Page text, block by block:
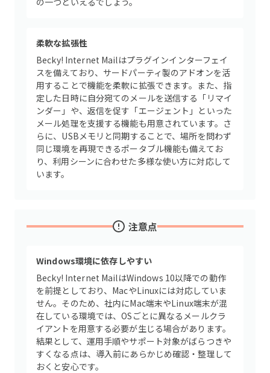
柔軟な拡張性
Becky! Internet Mailはプラグインインターフェイ
スを備えており、サードパーティ製のアドオンを活
用することで機能を柔軟に拡張できます。また、指
定した日時に自分宛てのメールを送信する「リマイ
ンダー」や、返信を促す「エージェント」といった
メール処理を支援する機能も用意されています。さ
らに、USBメモリと同期することで、場所を問わず
同じ環境を再現できるポータブル機能も備えてお
り、利用シーンに合わせた多様な使い方に対応して
います。
注意点
Windows環境に依存しやすい
Becky! Internet MailはWindows 10以降での動作
を前提としており、MacやLinuxには対応していま
せん。そのため、社内にMac端末やLinux端末が混
在している環境では、OSごとに異なるメールクラ
イアントを用意する必要が生じる場合があります。
結果として、運用手順やサポート対象がばらつきや
すくなる点は、導入前にあらかじめ確認・整理して
おくと安心です。